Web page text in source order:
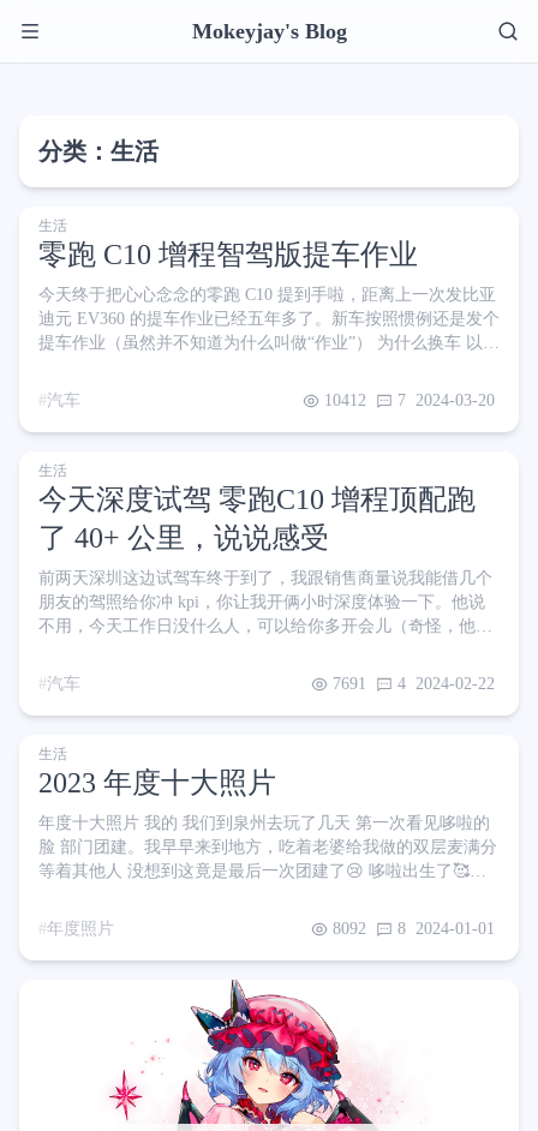
Mokeyjay's Blog
分类：生活
生活
零跑 C10 增程智驾版提车作业
今天终于把心心念念的零跑 C10 提到手啦，距离上一次发比亚
迪元 EV360 的提车作业已经五年多了。新车按照惯例还是发个
提车作业（虽然并不知道为什么叫做“作业”） 为什么换车 以前
的续航和 4.1m 的车长只能说够用 有一次我们自驾去潮汕，400
在排队充电和充电上 因为我的元 NEDC 才 300 公里续航，日
常开大概 200 多，开高速撑死 200，你还得预留一些电去找充
电桩（毕竟高
汽车 10412 7 2024-03-20
生活
今天深度试驾 零跑C10 增程顶配跑
了 40+ 公里，说说感受
前两天深圳这边试驾车终于到了，我跟销售商量说我能借几个
朋友的驾照给你冲 kpi，你让我开俩小时深度体验一下。他说
不用，今天工作日没什么人，可以给你多开会儿（奇怪，他们
汽车
7691 4 2024-02-22
生活
2023 年度十大照片
年度十大照片 我的 我们到泉州去玩了几天 第一次看见哆啦的
脸 部门团建。我早早来到地方，吃着老婆给我做的双层麦满分
等着其他人 没想到这竟是最后一次团建了😢 哆啦出生了🥰这
生儿科禁止探视，只有做核磁共振需要父母抱着时才能见上一
就要吃奶+换尿片的需求，我们只好两班倒，我值夜班 回想起
哆啦住院时的各种不舍和担忧，如今老婆孩子热炕头的场景让
年度照片 8092 8 2024-01-01